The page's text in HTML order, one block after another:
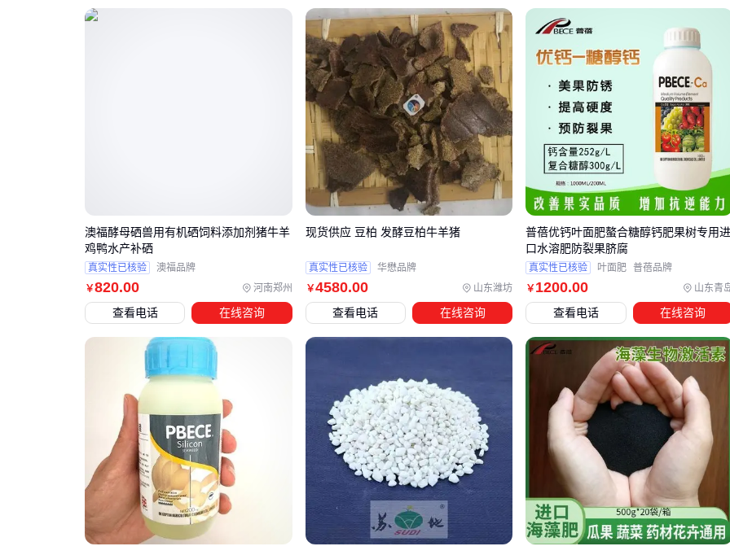
叶菜类速生作物：需侧重氮素释放速率，优先选择有机质分
解较快的豆麸载体配方
果树类多年生作物：更关注磷钾元素的持续供应，适合有机
组分占比更高的缓释型产品
盐碱化土壤：需规避含氯基质的配方，选择抗盐碱特性的有
机无机复混肥料
土壤检测报告中的三个核心指标直接影响选型效果：
有机质含量低于2%的贫瘠土壤，需要搭配高有机质比例的复
混肥改良基质
pH值偏酸性的红壤区，应避免含硫量过高的配方加重酸化
黏重板结地块，选择添加腐殖酸的颗粒剂型更利于养分渗透
对于无法获取土壤检测数据的种植户，可通过作物生长表现反
苗期黄化迟缓：说明当前肥料氮素释放不足，下次选购时应
提高无机氮占比
果实着色差：反映钾元素供应滞后，需选择含速效钾的有机
无机复混肥料
根系发育弱：表明磷元素固定严重，应考虑添加解磷菌剂的
特殊配方
特殊经济作物的选型需要更精细的调整。例如葡萄种植中，转
￥820.00 河南郑州
澳福酵母硒兽用有机硒饲料添加剂猪牛羊
鸡鸭水产补硒
真实性已核验 澳福品牌
查看电话 在线咨询
￥4580.00 山东潍坊
现货供应 豆柏 发酵豆柏牛羊猪
真实性已核验 华懋品牌
查看电话 在线咨询
￥ 1200.00 山东青
普蓓优钙叶面肥螯合糖醇钙肥果树专用进
口水溶肥防裂果脐腐
真实性已核验 叶面肥 普蓓品牌
查看电话 在线咨询